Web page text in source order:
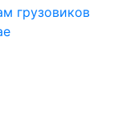
грузовиков